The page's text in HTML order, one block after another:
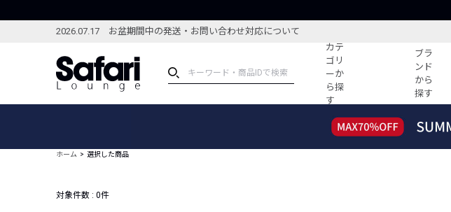
2026.07.17 お盆期間中の発送・お問い合わせ対応について
カテ
ゴリ
ーか
ら探
す
ブラ
ンド
から
探す
ブランドから探す
新着アイテム
すべての記事
ホーム 選択した商品
対象件数 : 0件